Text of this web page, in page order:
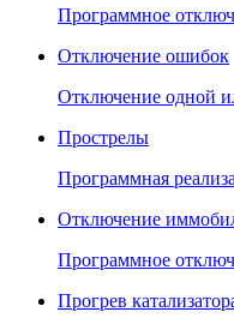
Программное
Отключение ошибок
Отключение одной
Прострелы
Программная
Отключение
Программное
Прогрев